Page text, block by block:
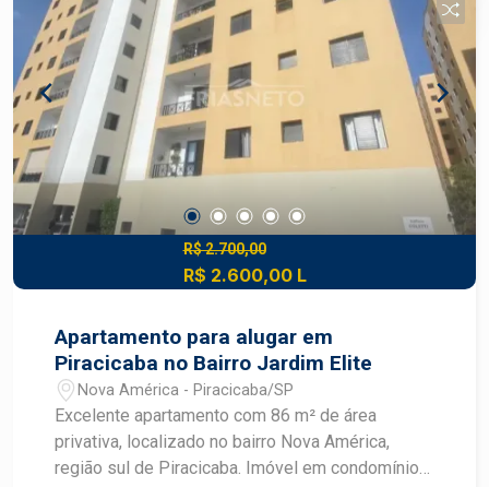
comércios, serviços, escolas e com fácil acesso
às principais vias da cidade.
R$ 2.700,00
R$ 2.600,00 L
Apartamento para alugar em
Piracicaba no Bairro Jardim Elite
Nova América - Piracicaba/SP
Excelente apartamento com 86 m² de área
privativa, localizado no bairro Nova América,
região sul de Piracicaba. Imóvel em condomínio